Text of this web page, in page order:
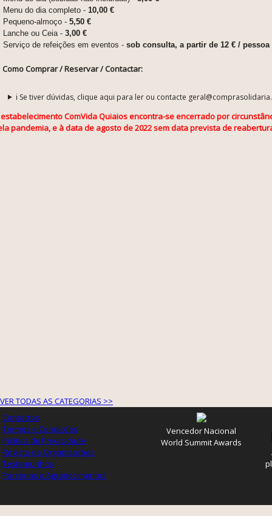
Menu do dia completo - 10,00 €
Pequeno-almoço - 5,50 €
Lanche ou Ceia - 3,00 €
Serviço de refeições em eventos - sob consulta, a partir de 12 € / pessoa
Como Comprar / Reservar / Contactar:
ℹ️ Se tiver dúvidas, clique aqui para ler ou contacte
ComVida Quiaios encontra-se encerrado por
pandemia, e à data de agosto de 2022 sem data prevista de
VER TODAS AS CATEGORIAS >>
Contactos
Termos e Condições
Política de Privacidade
Registo de Organizações
Testemunhos
Parcerias e Agradecimentos
Vencedor Nacional
World Summit Awards